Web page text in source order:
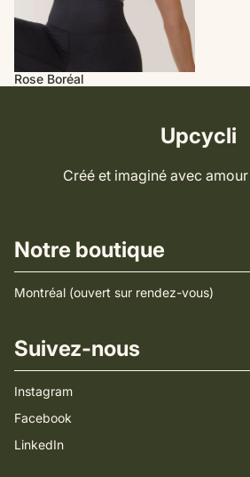
Rose Boréal
Upcycli
Créé et imaginé avec
Notre boutique
Montréal (ouvert sur rendez-vous)
Suivez-nous
Instagram
Facebook
LinkedIn